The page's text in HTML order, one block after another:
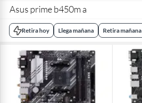
Asus prime b450m a
Retira hoy Llega mañana Retira mañana